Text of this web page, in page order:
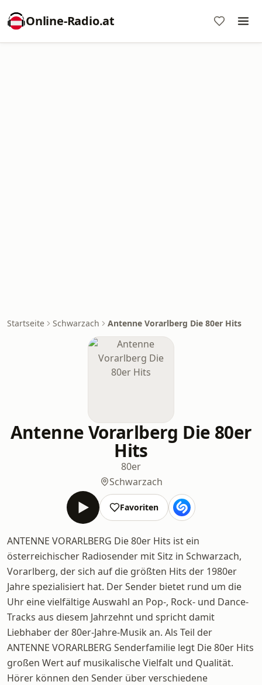
Online‑Radio.at
Startseite Schwarzach Antenne Vorarlberg Die 80er Hits
Antenne Vorarlberg Die 80er
Hits
80er
Schwarzach
Favoriten
ANTENNE VORARLBERG Die 80er Hits ist ein
österreichischer Radiosender mit Sitz in Schwarzach,
Vorarlberg, der sich auf die größten Hits der 1980er
Jahre spezialisiert hat. Der Sender bietet rund um die
Uhr eine vielfältige Auswahl an Pop-, Rock- und Dance-
Tracks aus diesem Jahrzehnt und spricht damit
Liebhaber der 80er-Jahre-Musik an. Als Teil der
ANTENNE VORARLBERG Senderfamilie legt Die 80er Hits
großen Wert auf musikalische Vielfalt und Qualität.
Hörer können den Sender über verschiedene